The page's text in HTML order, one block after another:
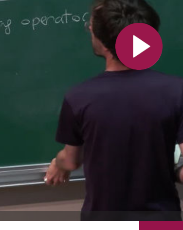
Toutes les collections
Tous les instituts